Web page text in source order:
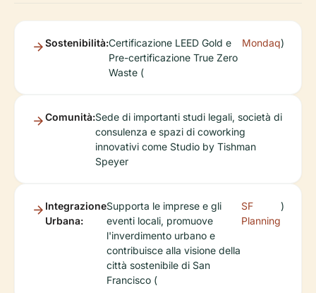
Sostenibilità:Certificazione LEED Gold e
Pre-certificazione True Zero
Waste (
Mondaq)
Comunità:Sede di importanti studi legali, società di
consulenza e spazi di coworking
innovativi come Studio by Tishman
Speyer
Integrazione
Urbana:
Supporta le imprese e gli
eventi locali, promuove
l'inverdimento urbano e
contribuisce alla visione della
città sostenibile di San
Francisco (
SF
Planning
)